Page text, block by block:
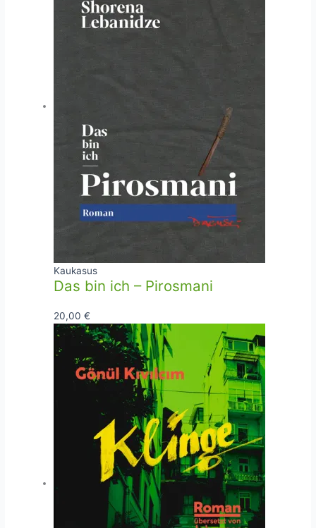
Kaukasus
Das bin ich – Pirosmani
20,00 €